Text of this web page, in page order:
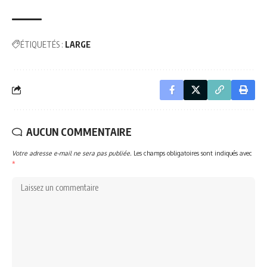
ÉTIQUETÉS : LARGE
AUCUN COMMENTAIRE
Votre adresse e-mail ne sera pas publiée. Les champs obligatoires sont indiqués avec
*